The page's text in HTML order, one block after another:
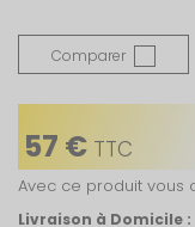
Comparer
57 € TTC
Avec ce produit vous
Livraison à Domicile :